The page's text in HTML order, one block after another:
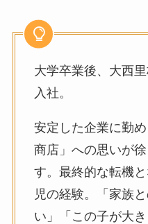
大学卒業後、大西
入社。
安定した企業に勤
商店」への思いが
す。最終的な転機
児の経験。「家族
い」「この子が大